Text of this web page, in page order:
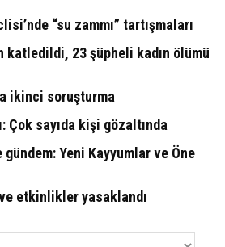
“su zammı” tartışmaları
katledildi, 23 şüpheli kadın ölümü
ikinci soruşturma
Çok sayıda kişi gözaltında
gündem: Yeni Kayyumlar ve Öne
etkinlikler yasaklandı